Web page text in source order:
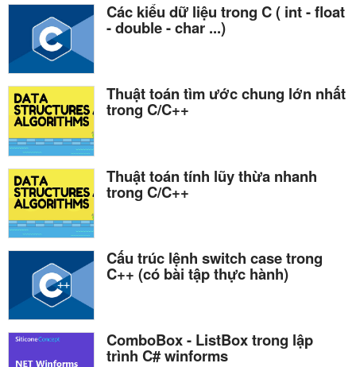
Các kiểu dữ liệu trong C ( int - float
- double - char ...)
Thuật toán tìm ước chung lớn nhất
trong C/C++
Thuật toán tính lũy thừa nhanh
trong C/C++
Cấu trúc lệnh switch case trong
C++ (có bài tập thực hành)
ComboBox - ListBox trong lập
trình C# winforms